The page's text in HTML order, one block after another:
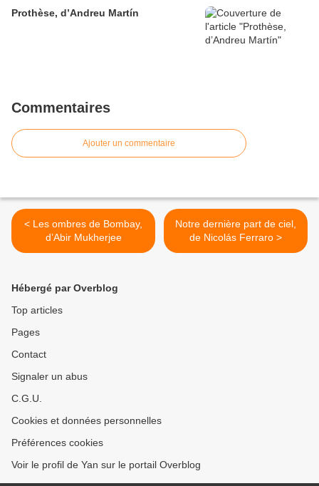
Prothèse, d’Andreu Martín
Commentaires
Ajouter un commentaire
< Les ombres de Bombay,
d’Abir Mukherjee
Notre dernière part de ciel,
de Nicolás Ferraro >
Hébergé par Overblog
Top articles
Pages
Contact
Signaler un abus
C.G.U.
Cookies et données personnelles
Préférences cookies
Voir le profil de Yan sur le portail Overblog